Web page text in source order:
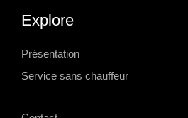
Explore
Présentation
Service sans chauffeur